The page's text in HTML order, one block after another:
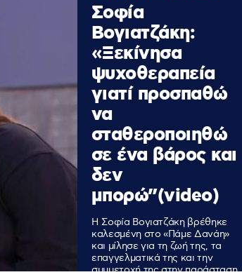
Σοφία
Βογιατζάκη:
«Ξεκίνησα
ψυχοθεραπεία
γιατί προσπαθώ
να
σταθεροποιηθώ
σε ένα βάρος και
δεν
μπορώ”(video)
Η Σοφία Βογιατζάκη βρέθηκε
καλεσμένη στο «Πάμε Δανάη»
και μίλησε για τη ζωή της, τα
επαγγελματικά της και την
συμμετοχή της στην παράσταση